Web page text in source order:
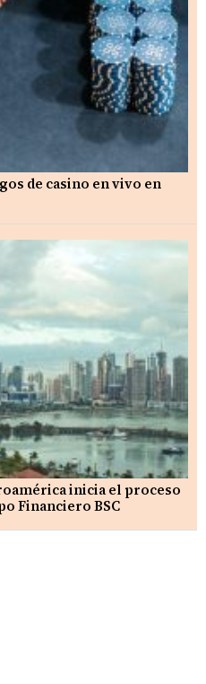
de casino en vivo en
inicia el proceso
Financiero BSC